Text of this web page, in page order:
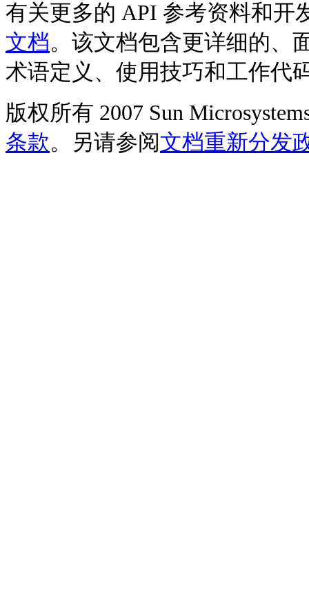
有关更多的 API 参考资料和开
文档。该文档包含更详细的、
术语定义、使用技巧和工作代
版权所有 2007 Sun
条款。另请参阅文档重新分发